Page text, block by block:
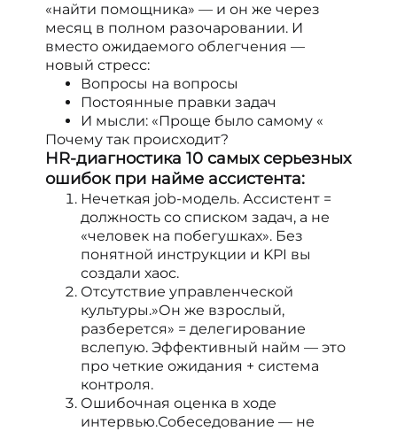
«найти помощника» — и он же через
месяц в полном разочаровании. И
вместо ожидаемого облегчения —
новый стресс:
Вопросы на вопросы
Постоянные правки задач
И мысли: «Проще было самому «
Почему так происходит?
HR-диагностика 10 самых серьезных
ошибок при найме ассистента:
Нечеткая job-модель. Ассистент =
должность со списком задач, а не
«человек на побегушках». Без
понятной инструкции и KPI вы
создали хаос.
Отсутствие управленческой
культуры.»Он же взрослый,
разберется» = делегирование
вслепую. Эффективный найм — это
про четкие ожидания + система
контроля.
Ошибочная оценка в ходе
интервью.Собеседование — не